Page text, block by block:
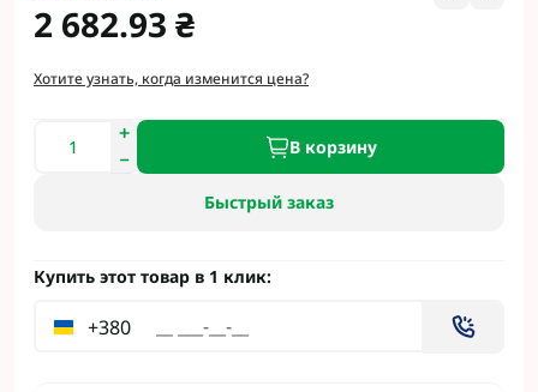
2 682.93 ₴
Хотите узнать, когда изменится цена?
В корзину
Быстрый заказ
Купить этот товар в 1 клик:
+380